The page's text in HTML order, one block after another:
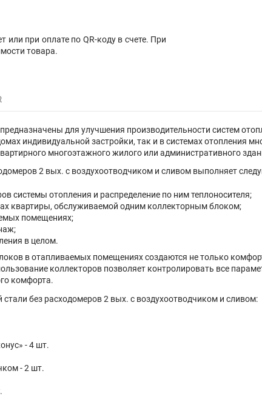
или при оплате по QR-коду в счете. При
товара.
для улучшения производительности систем
индивидуальной застройки, так и в системах отопления
многоэтажного жилого или административного
2 вых. с воздухоотводчиком и сливом выполняет
системы отопления и распределение по ним теплоносителя;
квартиры, обслуживаемой одним коллекторным блоком;
помещениях;
в целом.
в отапливаемых помещениях создаются не только
коллекторов позволяет контролировать все
комфорта.
без расходомеров 2 вых. с воздухоотводчиком и сливом:
- 4 шт.
- 2 шт.